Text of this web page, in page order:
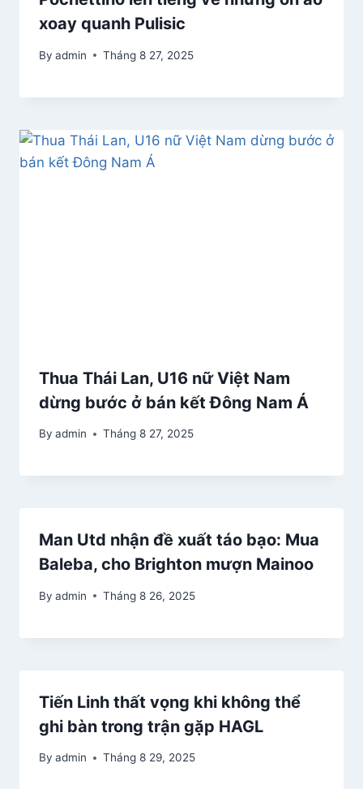
xoay quanh Pulisic
By admin Tháng 8 27, 2025
Thua Thái Lan, U16 nữ Việt Nam
dừng bước ở bán kết Đông Nam Á
By admin Tháng 8 27, 2025
Man Utd nhận đề xuất táo bạo: Mua
Baleba, cho Brighton mượn Mainoo
By admin Tháng 8 26, 2025
Tiến Linh thất vọng khi không thể
ghi bàn trong trận gặp HAGL
By admin Tháng 8 29, 2025